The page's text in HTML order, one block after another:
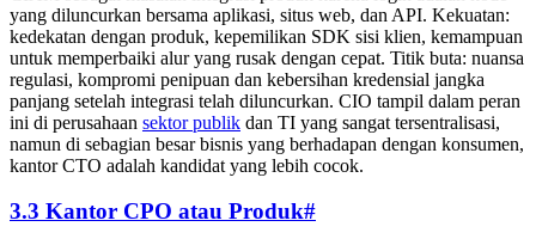
yang diluncurkan bersama aplikasi, situs web, dan API. Kekuatan:
kedekatan dengan produk, kepemilikan SDK sisi klien, kemampuan
untuk memperbaiki alur yang rusak dengan cepat. Titik buta: nuansa
regulasi, kompromi penipuan dan kebersihan kredensial jangka
panjang setelah integrasi telah diluncurkan. CIO tampil dalam peran
ini di perusahaan sektor publik dan TI yang sangat tersentralisasi,
namun di sebagian besar bisnis yang berhadapan dengan konsumen,
kantor CTO adalah kandidat yang lebih cocok.
3.3 Kantor CPO atau Produk#